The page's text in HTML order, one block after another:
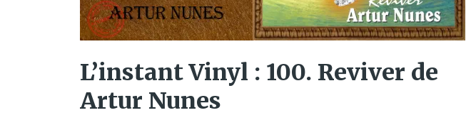
L’instant Vinyl : 100. Reviver de
Artur Nunes